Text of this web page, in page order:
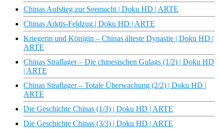
Chinas Aufstieg zur Seemacht | Doku HD | ARTE
Chinas Arktis-Feldzug | Doku HD | ARTE
Kriegerin und Königin – Chinas älteste Dynastie | Doku HD |
ARTE
Chinas Straflager – Die chinesischen Gulags (1/2) | Doku HD
| ARTE
Chinas Straflager – Totale Überwachung (2/2) | Doku HD |
ARTE
Die Geschichte Chinas (1/3) | Doku HD | ARTE
Die Geschichte Chinas (3/3) | Doku HD | ARTE